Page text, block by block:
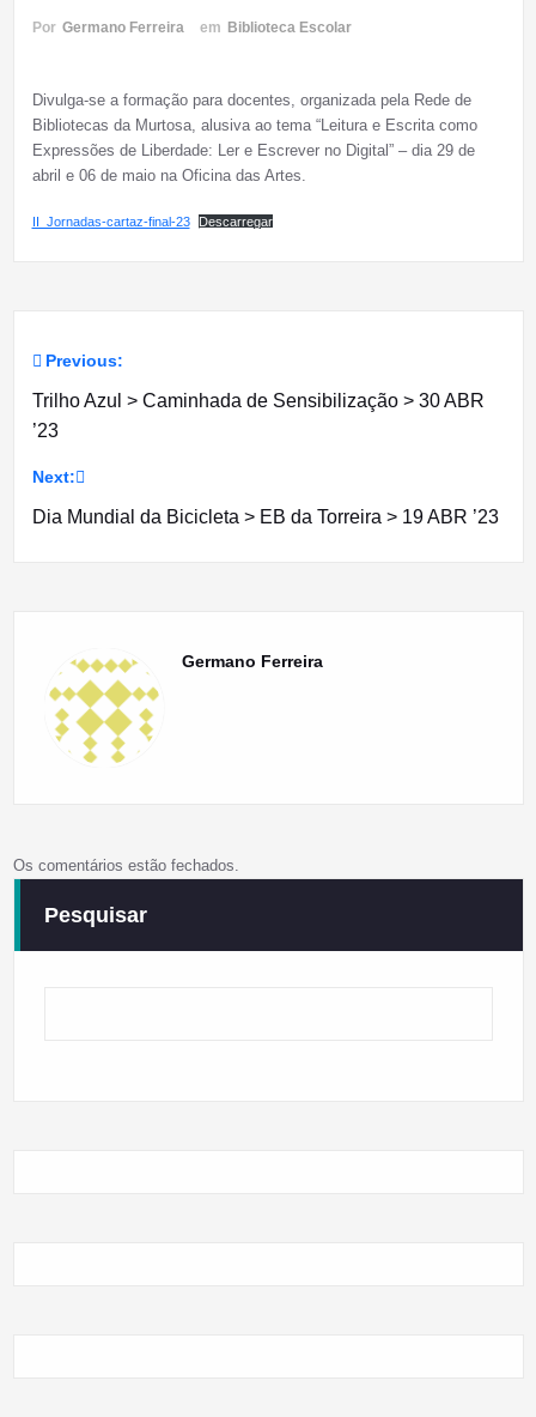
Por Germano Ferreira em Biblioteca Escolar
Divulga-se a formação para docentes, organizada pela Rede de
Bibliotecas da Murtosa, alusiva ao tema “Leitura e Escrita como
Expressões de Liberdade: Ler e Escrever no Digital” – dia 29 de
abril e 06 de maio na Oficina das Artes.
II_Jornadas-cartaz-final-23 Descarregar
Navegação
de
artigos
Previous:
Trilho Azul > Caminhada de Sensibilização > 30 ABR
’23
Next:
Dia Mundial da Bicicleta > EB da Torreira > 19 ABR ’23
Germano Ferreira
Os comentários estão fechados.
Pesquisar